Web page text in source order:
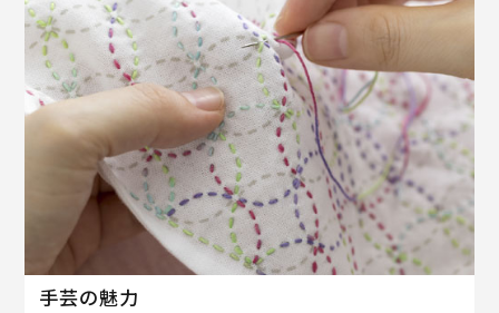
手芸の魅力